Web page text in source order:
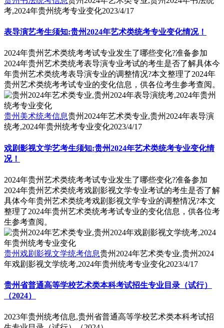
考,2024年贵州统考专业变化2023/4/17
表导演艺考生须知:贵州2024年艺术类统考专业变化情况！
2024年贵州艺术类统考考试专业发生了哪些变化?准备参加
2024年贵州艺术类统考表导演专业考试的考生是否了解具体今
年贵州艺术类统考表导演专业的调整情况?本文整理了2024年
贵州艺术类统考考试专业的变化信息，供各位考生参考查阅。
贵州美术统考信息贵州2024年艺术类专业,贵州2024年表导演
统考,2024年贵州统考专业变化2023/4/17
戏剧影视文学艺考生须知:贵州2024年艺术类统考专业变化情
况！
2024年贵州艺术类统考考试专业发生了哪些变化?准备参加
2024年贵州艺术类统考戏剧影视文学专业考试的考生是否了解
具体今年贵州艺术类统考戏剧影视文学专业的调整情况?本文
整理了2024年贵州艺术类统考考试专业的变化信息，供各位考
生参考查阅。
贵州戏剧影视文学统考信息贵州2024年艺术类专业,贵州2024
年戏剧影视文学统考,2024年贵州统考专业变化2023/4/17
贵州省普通高等学校艺术类本科考试招生专业目录（试行）
（2024）
2023年贵州统考信息,贵州省普通高等学校艺术类本科考试招